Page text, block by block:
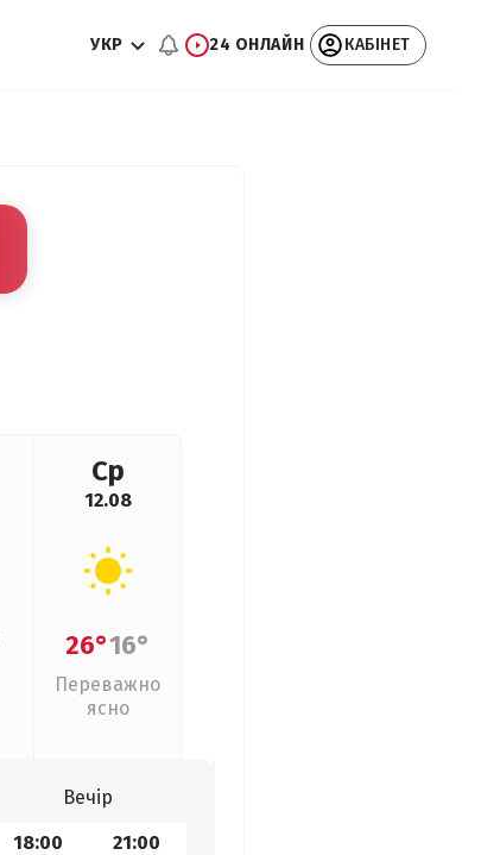
УКР 24 ОНЛАЙН КАБІНЕТ
Ср
12.08
26°16°
Переважно
ясно
Вечір
18:00 21:00